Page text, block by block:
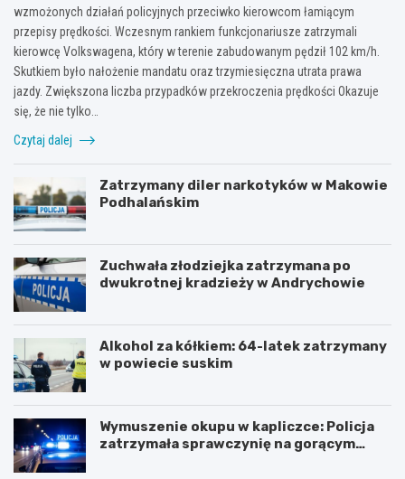
wzmożonych działań policyjnych przeciwko kierowcom łamiącym
przepisy prędkości. Wczesnym rankiem funkcjonariusze zatrzymali
kierowcę Volkswagena, który w terenie zabudowanym pędził 102 km/h.
Skutkiem było nałożenie mandatu oraz trzymiesięczna utrata prawa
jazdy. Zwiększona liczba przypadków przekroczenia prędkości Okazuje
się, że nie tylko…
Czytaj dalej
Zatrzymany diler narkotyków w Makowie
Podhalańskim
Zuchwała złodziejka zatrzymana po
dwukrotnej kradzieży w Andrychowie
Alkohol za kółkiem: 64-latek zatrzymany
w powiecie suskim
Wymuszenie okupu w kapliczce: Policja
zatrzymała sprawczynię na gorącym
Z
Z